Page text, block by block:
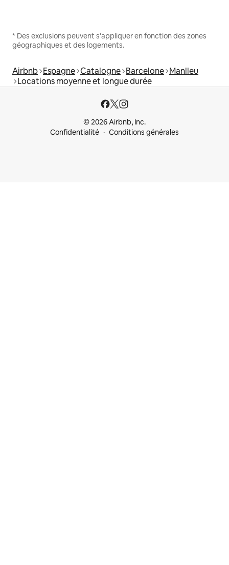
* Des exclusions peuvent s'appliquer en fonction des zones
géographiques et des logements.
Airbnb Espagne Catalogne Barcelone Manlleu
Locations moyenne et longue durée
© 2026 Airbnb, Inc.
Confidentialité
Conditions générales